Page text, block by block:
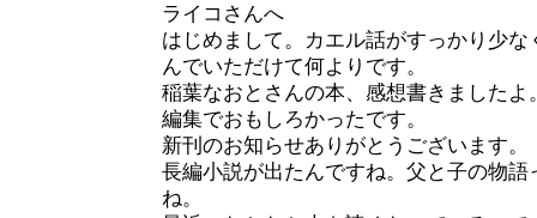
ライコさんへ
はじめまして。カエル話がすっかり少
んでいただけて何よりです。
稲葉なおとさんの本、感想書きました
編集でおもしろかったです。
新刊のお知らせありがとうございます。
長編小説が出たんですね。父と子の物
ね。